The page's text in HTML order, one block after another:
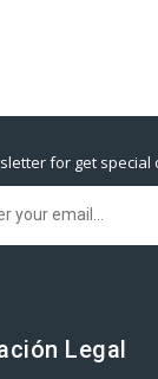
for get special
Legal